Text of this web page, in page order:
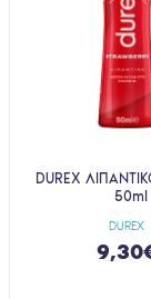
DUREX
DUREX
50ml